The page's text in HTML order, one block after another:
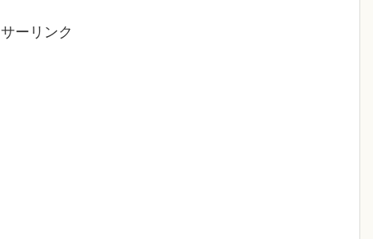
ーリンク